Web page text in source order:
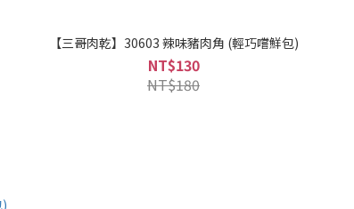
【三哥肉乾】30603 辣味豬肉角 (輕巧嚐鮮包)
NT$130
NT$180